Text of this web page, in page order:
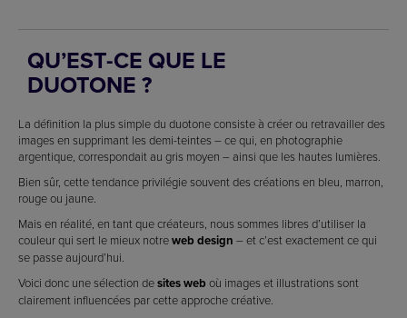
QU’EST-CE QUE LE
DUOTONE ?
La définition la plus simple du duotone consiste à créer ou retravailler des
images en supprimant les demi-teintes – ce qui, en photographie
argentique, correspondait au gris moyen – ainsi que les hautes lumières.
Bien sûr, cette tendance privilégie souvent des créations en bleu, marron,
rouge ou jaune.
Mais en réalité, en tant que créateurs, nous sommes libres d’utiliser la
couleur qui sert le mieux notreweb design – et c’est exactement ce qui
se passe aujourd’hui.
Voici donc une sélection desites web où images et illustrations sont
clairement influencées par cette approche créative.